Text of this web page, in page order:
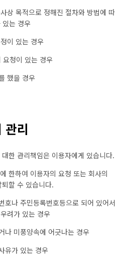
상 목적으로 정해진 절차와 방법에 따
있는 경우
이 있는 경우
요청이 있는 경우
했을 경우
관리
한 관리책임은 이용자에게 있습니다.
한하여 이용자의 요청 또는 회사의
할 수 있습니다.
호나 주민등록번호등으로 되어 있어서
려가 있는 경우
나 미풍양속에 어긋나는 경우
유가 있는 경우